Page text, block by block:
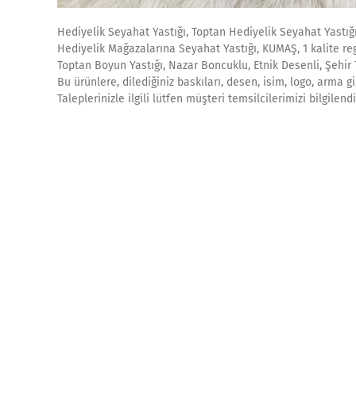
Hediyelik Seyahat Yastığı, Toptan Hediyelik Seyahat
Hediyelik Mağazalarına Seyahat Yastığı, KUMAŞ, 1 kalite
Toptan Boyun Yastığı, Nazar Boncuklu, Etnik Desenli,
Bu ürünlere, dilediğiniz baskıları, desen, isim, logo, arma
Taleplerinizle ilgili lütfen müşteri temsilcilerimizi